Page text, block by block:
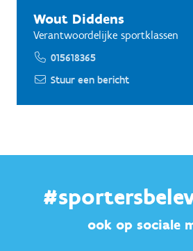
Wout Diddens
Verantwoordelijke sportklassen
015618365
Stuur een bericht
ook op sociale